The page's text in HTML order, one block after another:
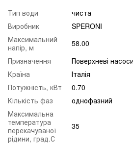
Тип води
чиста
Виробник
SPERONI
Максимальний
напір, м
58.00
Призначення
Поверхневі насоси
Країна
Італія
Потужність, кВт
0.70
Кількість фаз
однофазний
Максимальна
температура
перекачуваної
рідини, град.С
35